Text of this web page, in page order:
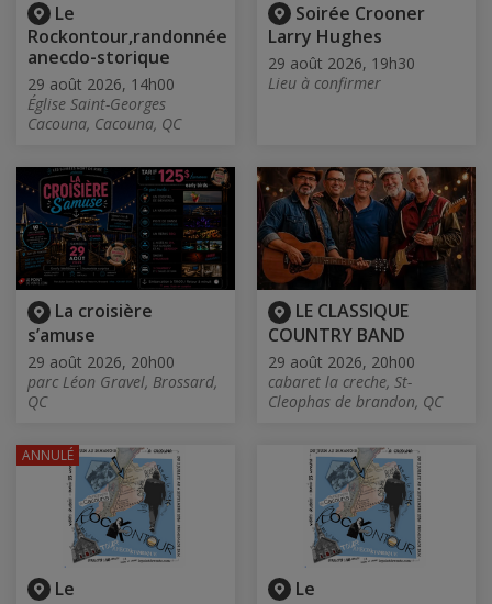
Le
Rockontour,randonnée
anecdo-storique
29 août 2026, 14h00
Église Saint-Georges
Cacouna, Cacouna, QC
Soirée Crooner
Larry Hughes
29 août 2026, 19h30
Lieu à confirmer
La croisière
s’amuse
29 août 2026, 20h00
parc Léon Gravel, Brossard,
QC
LE CLASSIQUE
COUNTRY BAND
29 août 2026, 20h00
cabaret la creche, St-
Cleophas de brandon, QC
Le
ANNULÉ
Le